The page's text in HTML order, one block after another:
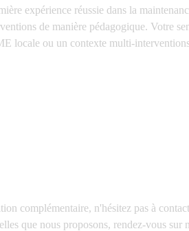
expérience réussie dans la
de manière pédagogique. Votre
locale ou un contexte multi-
complémentaire, n'hésitez pas à
que nous proposons, rendez-vous sur